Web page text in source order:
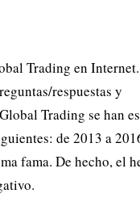
Trading en Internet.
respuestas y
Trading se han
de 2013 a
fama. De hecho, el